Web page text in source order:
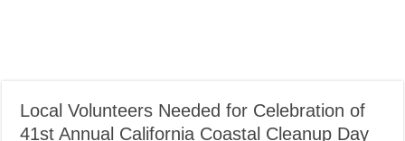
Local Volunteers Needed for Celebration of
41st Annual California Coastal Cleanup Day